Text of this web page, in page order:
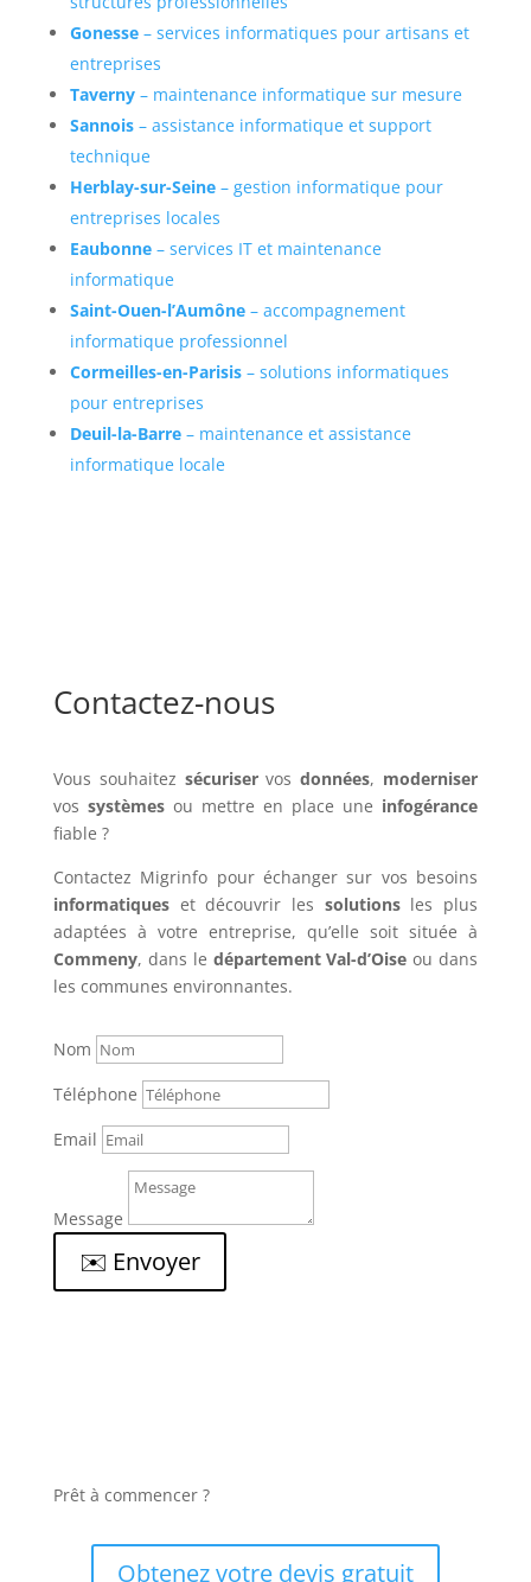
Gonesse– services informatiques pour artisans et
entreprises
Taverny– maintenance informatique sur mesure
Sannois– assistance informatique et support
technique
Herblay-sur-Seine– gestion informatique pour
entreprises locales
Eaubonne– services IT et maintenance
informatique
Saint-Ouen-l’Aumône– accompagnement
informatique professionnel
Cormeilles-en-Parisis– solutions informatiques
pour entreprises
Deuil-la-Barre– maintenance et assistance
informatique locale
Contactez-nous
Vous souhaitez sécuriservosdonnées, moderniser
vos systèmesou mettre en place une infogérance
fiable ?
Contactez Migrinfo pour échanger sur vos besoins
informatiqueset découvrir les solutionsles plus
adaptées à votre entreprise, qu’elle soit située à
Commeny, dans le département Val-d’Oise ou dans
les communes environnantes.
Nom
Téléphone
Email
Message
✉️ Envoyer
Prêt à commencer ?
Obtenez votre devis gratuit